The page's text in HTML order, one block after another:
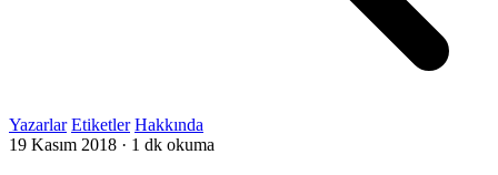
Yazarlar Etiketler Hakkında
19 Kasım 2018 · 1 dk okuma